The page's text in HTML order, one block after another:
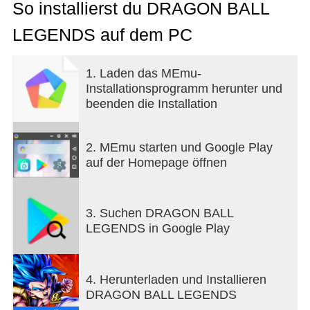
dein ultimatives Team für die kommenden
Vegeta, Trunks, Piccolo, Freezer, Broly, Majin Boo
EPISCHES ACTION-GAMEPLAY
- Intuitive Steuerung deiner Lieblings-DRAGON
- Weiche deinem Gegner in Echtzeit aus, kontere
Angriffe, nutze deine Künstekarten und mache so
erstaunliche Kombos!
Kampfes, um den mächtigen teambasierten Angriff
Rising Rush auszulösen
- Klassische Anime-Action mit hochwertigen 3D-
Charakteren und -Stadien
- Geschmeidige Charakteranimationen mit
So installierst du DRAGON BALL
LEGENDS auf dem PC
1. Laden das MEmu-
Installationsprogramm herunter und
beenden die Installation
2. MEmu starten und Google Play
auf der Homepage öffnen
3. Suchen DRAGON BALL
LEGENDS in Google Play
4. Herunterladen und Installieren
DRAGON BALL LEGENDS